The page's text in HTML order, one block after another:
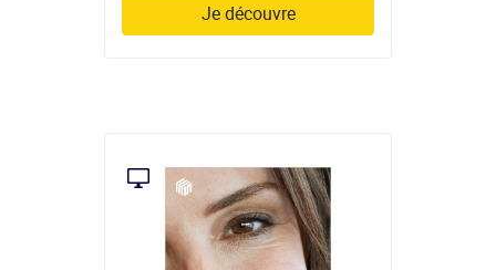
Je découvre